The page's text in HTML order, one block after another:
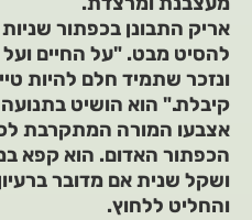
אריק התבונן בכפתור
להסיט מבט. "על החיים
ונזכר שתמיד חלם להיות
קיבלת." הוא הושיט
אצבעו המורה המתקרבת
הכפתור האדום. הוא קפא
ושקל שנית אם מדובר
והחליט ללחוץ.